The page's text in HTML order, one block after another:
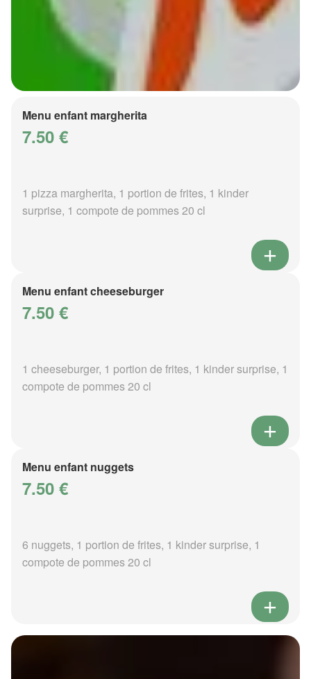
Menu enfant margherita
7.50 €
1 pizza margherita, 1 portion de frites, 1 kinder
surprise, 1 compote de pommes 20 cl
Menu enfant cheeseburger
7.50 €
1 cheeseburger, 1 portion de frites, 1 kinder surprise, 1
compote de pommes 20 cl
Menu enfant nuggets
7.50 €
6 nuggets, 1 portion de frites, 1 kinder surprise, 1
compote de pommes 20 cl